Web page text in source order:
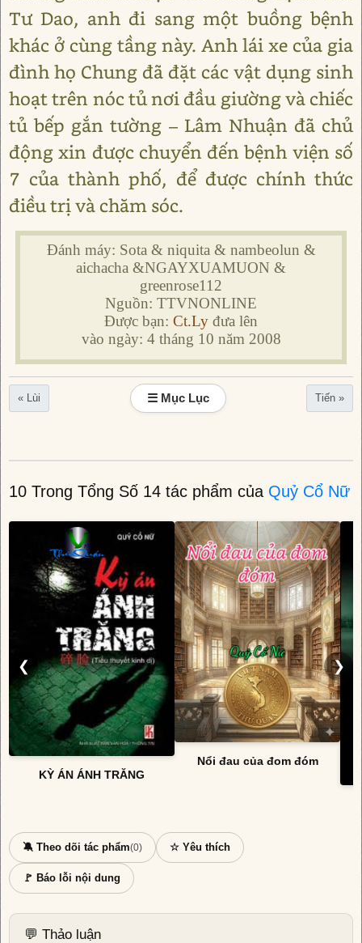
Tư Dao, anh đi sang một buồng bệnh
khác ở cùng tầng này. Anh lái xe của gia
đình họ Chung đã đặt các vật dụng sinh
hoạt trên nóc tủ nơi đầu giường và chiếc
tủ bếp gắn tường – Lâm Nhuận đã chủ
động xin được chuyển đến bệnh viện số
7 của thành phố, để được chính thức
điều trị và chăm sóc.
Đánh máy: Sota & niquita & nambeolun &
aichacha &NGAYXUAMUON &
greenrose112
Nguồn: TTVNONLINE
Được bạn: Ct.Ly đưa lên
vào ngày: 4 tháng 10 năm 2008
« Lùi ☰ Mục Lục Tiến »
10 Trong Tổng Số 14 tác phẩm của Quỷ Cổ Nữ
❮
KỲ ÁN ÁNH TRĂNG
Nổi đau của đom đóm
❯
🔕 Theo dõi tác phẩm(0) ☆ Yêu thích
🚩 Báo lỗi nội dung
💬 Thảo luận